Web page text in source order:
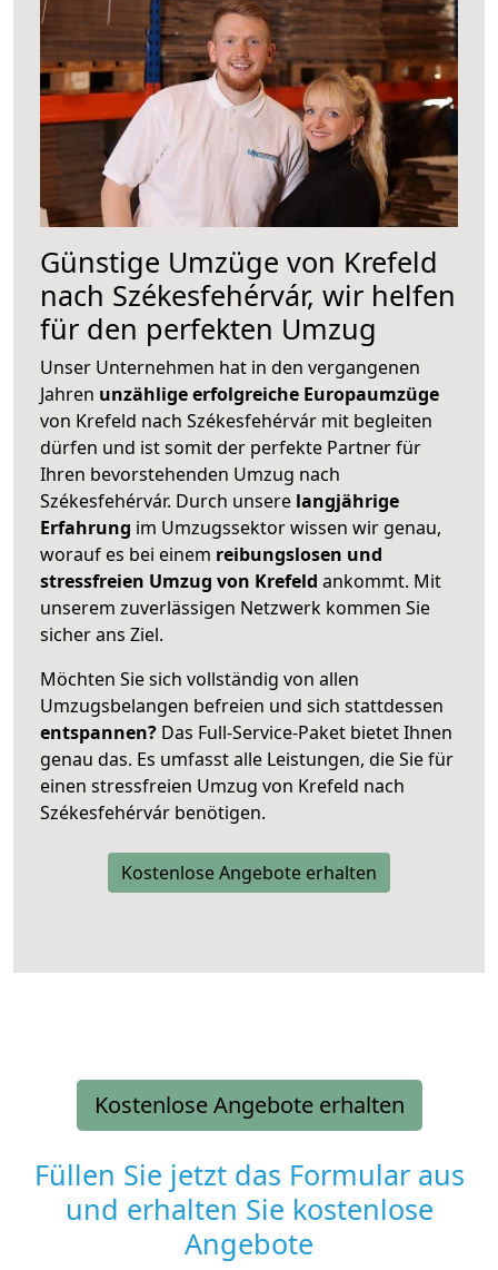
Günstige Umzüge von Krefeld
nach Székesfehérvár, wir helfen
für den perfekten Umzug
Unser Unternehmen hat in den vergangenen
Jahren unzählige erfolgreiche Europaumzüge
von Krefeld nach Székesfehérvár mit begleiten
dürfen und ist somit der perfekte Partner für
Ihren bevorstehenden Umzug nach
Székesfehérvár. Durch unsere langjährige
Erfahrung im Umzugssektor wissen wir genau,
worauf es bei einem reibungslosen und
stressfreien Umzug von Krefeld ankommt. Mit
unserem zuverlässigen Netzwerk kommen Sie
sicher ans Ziel.
Möchten Sie sich vollständig von allen
Umzugsbelangen befreien und sich stattdessen
entspannen? Das Full-Service-Paket bietet Ihnen
genau das. Es umfasst alle Leistungen, die Sie für
einen stressfreien Umzug von Krefeld nach
Székesfehérvár benötigen.
Kostenlose Angebote erhalten
Kostenlose Angebote erhalten
Füllen Sie jetzt das Formular aus
und erhalten Sie kostenlose
Angebote